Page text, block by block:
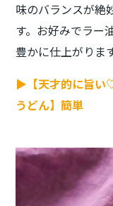
味のバランスが絶
す。お好みでラー
豊かに仕上がります
▶【天才的に旨い
うどん】簡単